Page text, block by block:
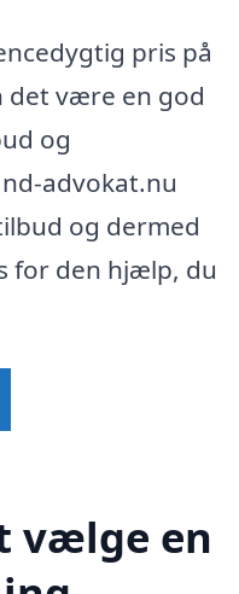
pris på
det være en god
og
advokat.nu
og dermed
for den hjælp, du
vælge en